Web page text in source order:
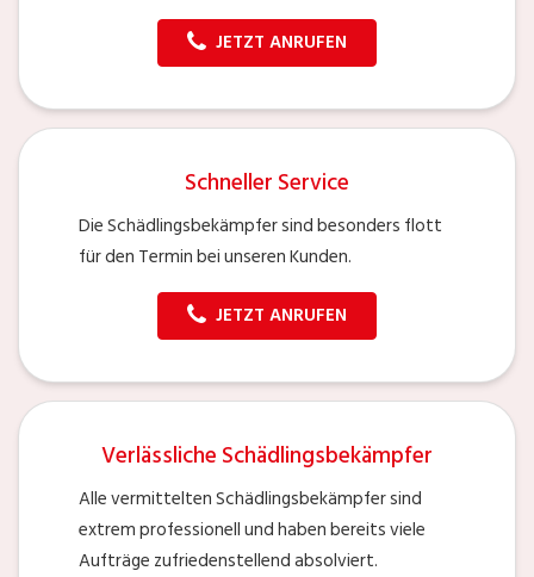
JETZT ANRUFEN
Schneller Service
Die Schädlingsbekämpfer sind besonders flott
für den Termin bei unseren Kunden.
JETZT ANRUFEN
Verlässliche Schädlingsbekämpfer
Alle vermittelten Schädlingsbekämpfer sind
extrem professionell und haben bereits viele
Aufträge zufriedenstellend absolviert.